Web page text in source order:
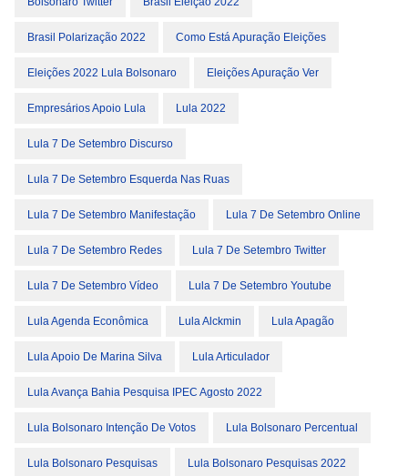
Brasil Polarização 2022 Como Está Apuração Eleições
Eleições 2022 Lula Bolsonaro Eleições Apuração Ver
Empresários Apoio Lula Lula 2022
Lula 7 De Setembro Discurso
Lula 7 De Setembro Esquerda Nas Ruas
Lula 7 De Setembro Manifestação Lula 7 De Setembro Online
Lula 7 De Setembro Redes Lula 7 De Setembro Twitter
Lula 7 De Setembro Vídeo Lula 7 De Setembro Youtube
Lula Agenda Econômica Lula Alckmin Lula Apagão
Lula Apoio De Marina Silva Lula Articulador
Lula Avança Bahia Pesquisa IPEC Agosto 2022
Lula Bolsonaro Intenção De Votos Lula Bolsonaro Percentual
Lula Bolsonaro Pesquisas Lula Bolsonaro Pesquisas 2022